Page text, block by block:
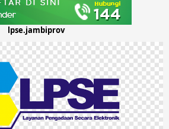
lpse.jambiprov